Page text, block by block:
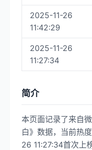
2025-11-26
11:42:29
2025-11-26
11:27:34
简介
本页面记录了来自
白》数据，当前热
26 11:27:34首次上